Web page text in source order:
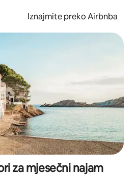
Iznajmite preko Airbnba
za mjesečni najam